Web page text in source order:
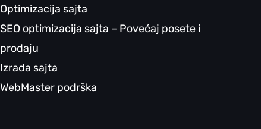
Optimizacija sajta
SEO optimizacija sajta – Povećaj posete i
prodaju
Izrada sajta
WebMaster podrška